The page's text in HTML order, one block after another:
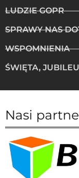
LUDZIE GOPR
SPRAWY NAS
WSPOMNIENIA
ŚWIĘTA,
Nasi